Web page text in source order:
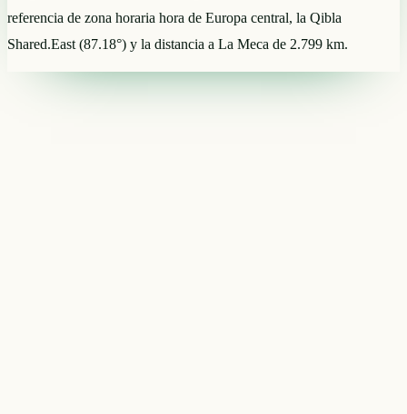
referencia de zona horaria hora de Europa central, la Qibla
Shared.East (87.18°) y la distancia a La Meca de 2.799 km.